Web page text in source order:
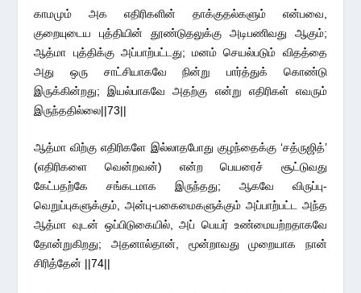
காமமும் அக எதிரிகளின் தாக்குதல்களும் என்பவை,
குறையுடைய புத்தியின் தூண்டுதலுக்கு அடிபணிவது ஆகும்;
ஆத்மா புத்திக்கு அப்பாற்பட்டது; மனம் செயல்படும் விதத்தை
அது ஒரு சாட்சியாகவே நின்று பார்த்துக் கொண்டு
இருக்கின்றது; இயல்பாகவே அதற்கு என்று எதிரிகள் எவரும்
இருந்ததில்லை||73||
ஆத்மா விற்கு எதிரிகளே இல்லாதபோது குழந்தைக்கு ‘சத்ருஜித்’
(எதிரிகளை வென்றவன்) என்ற பெயரைச் சூட்டுவது
கேட்பதற்கே சங்கடமாக இருந்தது; ஆகவே விருப்பு-
வெறுப்புகளுக்கும், அன்பு-பகைமைகளுக்கும் அப்பாற்பட்ட அந்த
ஆத்மா வுடன் ஒப்பிடுகையில், அப் பெயர் உண்மையற்றதாகவே
தோன்றுகிறது; அதனால்தான், மூன்றாவது முறையாக நான்
சிரித்தேன் ||74||